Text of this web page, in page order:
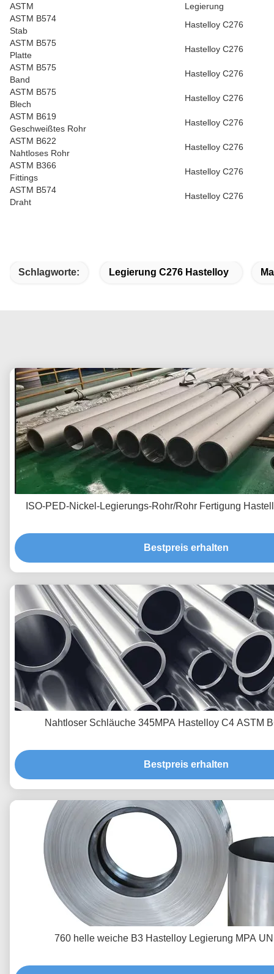
ASTM
Legierung
ASTM B574
Stab
Hastelloy C276
ASTM B575
Platte
Hastelloy C276
ASTM B575
Band
Hastelloy C276
ASTM B575
Blech
Hastelloy C276
ASTM B619
Geschweißtes Rohr
Hastelloy C276
ASTM B622
Nahtloses Rohr
Hastelloy C276
ASTM B366
Fittings
Hastelloy C276
ASTM B574
Draht
Hastelloy C276
Schlagworte: Legierung C276 Hastelloy
ISO-PED-Nickel-Legierungs-Rohr/Rohr Fertigung
Bestpreis erhalten
Nahtloser Schläuche 345MPA Hastelloy C4 ASTM
Bestpreis erhalten
760 helle weiche B3 Hastelloy Legierung MPA